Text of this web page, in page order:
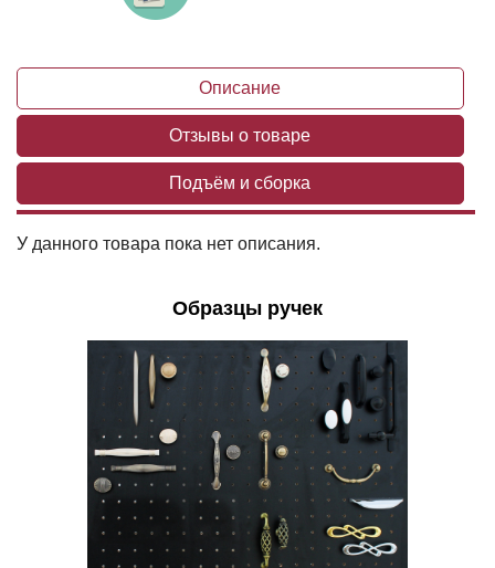
Описание
Отзывы о товаре
Подъём и сборка
У данного товара пока нет описания.
Образцы ручек